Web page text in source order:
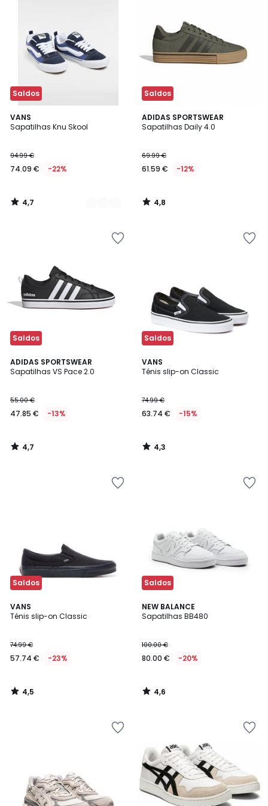
Saldos
VANS
Sapatilhas Knu Skool
94.99 €
74.09 € -22%
4,7
/ 5
2
Cores
4,7
/
Saldos
ADIDAS SPORTSWEAR
Sapatilhas Daily 4.0
69.99 €
61.59 € -12%
4,8
/ 5
4,8
/
Saldos
ADIDAS SPORTSWEAR
Sapatilhas VS Pace 2.0
55.00 €
47.85 € -13%
4,7
/ 5
4,7
/
Saldos
VANS
Ténis slip-on Classic
74.99 €
63.74 € -15%
4,3
/ 5
4,3
/
Saldos
VANS
Ténis slip-on Classic
74.99 €
57.74 € -23%
4,5
/ 5
4,5
/
Saldos
NEW BALANCE
Sapatilhas BB480
100.00 €
80.00 € -20%
4,6
/ 5
4,6
/